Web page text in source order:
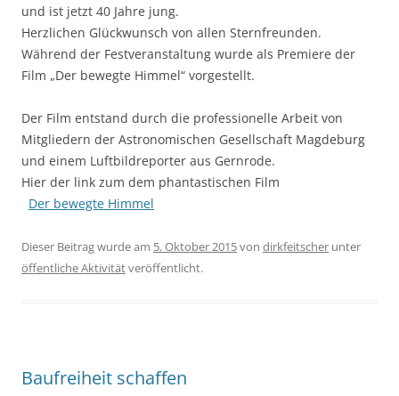
und ist jetzt 40 Jahre jung.
Herzlichen Glückwunsch von allen Sternfreunden.
Während der Festveranstaltung wurde als Premiere der
Film „Der bewegte Himmel“ vorgestellt.
Der Film entstand durch die professionelle Arbeit von
Mitgliedern der Astronomischen Gesellschaft Magdeburg
und einem Luftbildreporter aus Gernrode.
Hier der link zum dem phantastischen Film
Der bewegte Himmel
Dieser Beitrag wurde am 5. Oktober 2015von dirkfeitscher unter
öffentliche Aktivitätveröffentlicht.
Baufreiheit schaffen